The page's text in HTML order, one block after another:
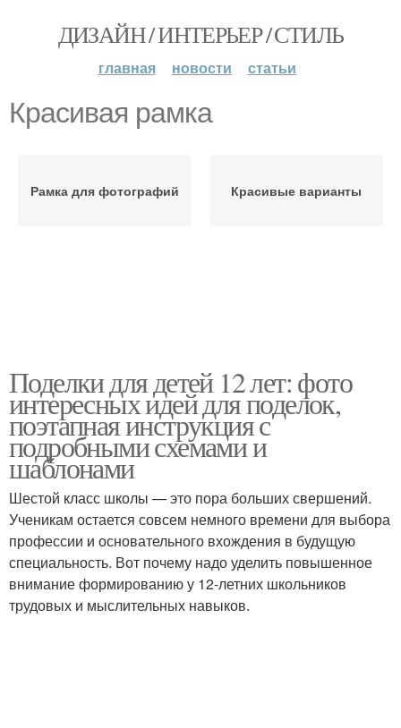
ДИЗАЙН / ИНТЕРЬЕР / СТИЛЬ
главная новости статьи
Красивая рамка
Рамка для фотографий Красивые варианты
Поделки для детей 12 лет: фото
интересных идей для поделок,
поэтапная инструкция с
подробными схемами и
шаблонами
Шестой класс школы — это пора больших свершений.
Ученикам остается совсем немного времени для выбора
профессии и основательного вхождения в будущую
специальность. Вот почему надо уделить повышенное
внимание формированию у 12-летних школьников
трудовых и мыслительных навыков.